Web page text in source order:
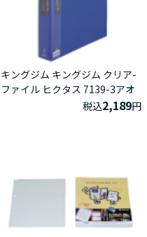
キングジム キングジム クリア-
ファイル ヒクタス 7139-3アオ
税込2,189円